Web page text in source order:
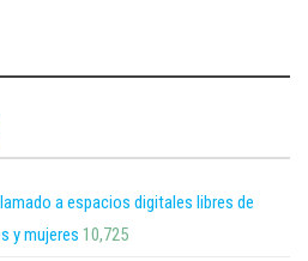
a espacios digitales libres de
y mujeres 10,725